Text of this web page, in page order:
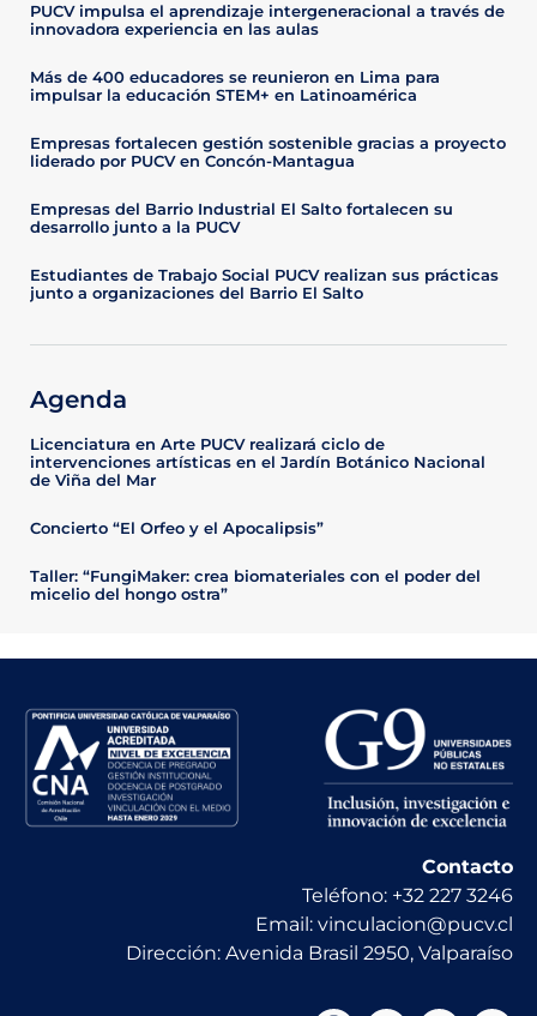
PUCV impulsa el aprendizaje intergeneracional a través de
innovadora experiencia en las aulas
Más de 400 educadores se reunieron en Lima para
impulsar la educación STEM+ en Latinoamérica
Empresas fortalecen gestión sostenible gracias a proyecto
liderado por PUCV en Concón-Mantagua
Empresas del Barrio Industrial El Salto fortalecen su
desarrollo junto a la PUCV
Estudiantes de Trabajo Social PUCV realizan sus prácticas
junto a organizaciones del Barrio El Salto
Agenda
Licenciatura en Arte PUCV realizará ciclo de
intervenciones artísticas en el Jardín Botánico Nacional
de Viña del Mar
Concierto “El Orfeo y el Apocalipsis”
Taller: “FungiMaker: crea biomateriales con el poder del
micelio del hongo ostra”
Contacto
Teléfono: +32 227 3246
Email: vinculacion@pucv.cl
Dirección: Avenida Brasil 2950, Valparaíso